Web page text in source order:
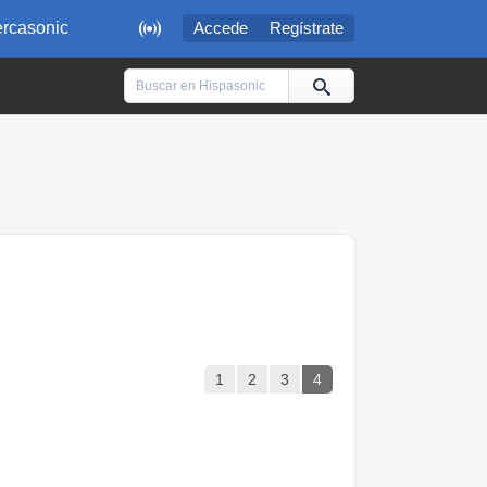
 Accede Regístrate
1 2 3 4